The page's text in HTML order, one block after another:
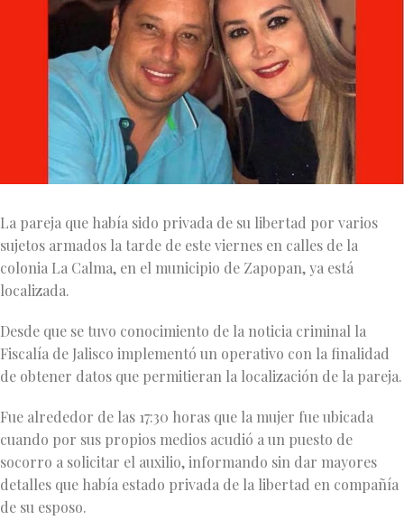
La pareja que había sido privada de su libertad por varios
sujetos armados la tarde de este viernes en calles de la
colonia La Calma, en el municipio de Zapopan, ya está
localizada.
Desde que se tuvo conocimiento de la noticia criminal la
Fiscalía de Jalisco implementó un operativo con la finalidad
de obtener datos que permitieran la localización de la pareja.
Fue alrededor de las 17:30 horas que la mujer fue ubicada
cuando por sus propios medios acudió a un puesto de
socorro a solicitar el auxilio, informando sin dar mayores
detalles que había estado privada de la libertad en compañía
de su esposo.